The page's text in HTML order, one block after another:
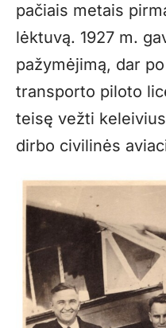
pačiais metais
lėktuvą. 1927 m.
pažymėjimą, dar
transporto piloto
teisę vežti
dirbo civilinės